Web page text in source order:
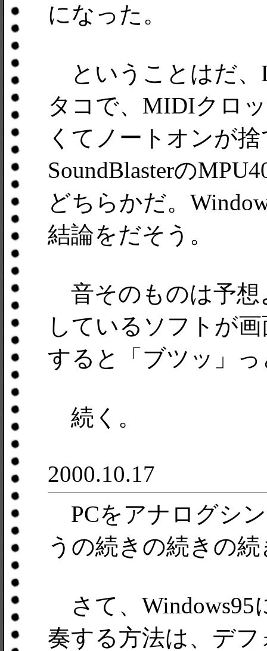
になった。
ということはだ、
タコで、MIDIクロ
くてノートオンが
SoundBlasterの
どちらかだ。
結論をだそう。
音そのものは予想
しているソフトが
すると「ブツッ」
続く。
2000.10.17
PCをアナログシ
うの続きの続きの続
さて、Windows95
奏する方法は、デ